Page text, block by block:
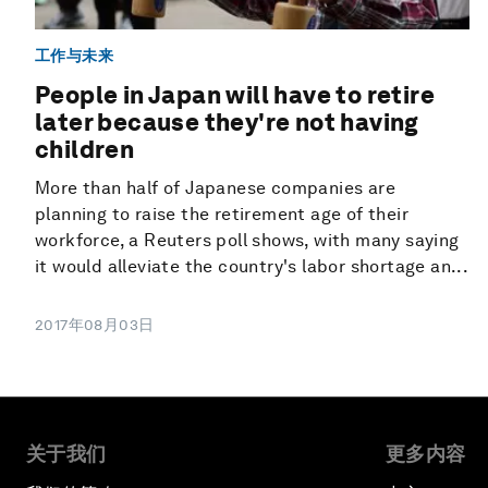
工作与未来
People in Japan will have to retire
later because they're not having
children
More than half of Japanese companies are
planning to raise the retirement age of their
workforce, a Reuters poll shows, with many saying
it would alleviate the country's labor shortage an...
2017年08月03日
关于我们 更多内容